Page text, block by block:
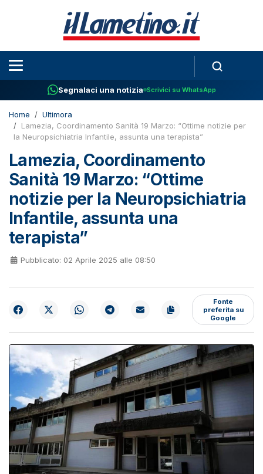
Segnalaci una notizia Scrivici su WhatsApp
Home
Ultimora
Lamezia, Coordinamento Sanità 19 Marzo: “Ottime notizie per
la Neuropsichiatria Infantile, assunta una terapista”
Lamezia, Coordinamento
Sanità 19 Marzo: “Ottime
notizie per la Neuropsichiatria
Infantile, assunta una
terapista”
Pubblicato: 02 Aprile 2025 alle 08:50
Fonte
preferita su
Google